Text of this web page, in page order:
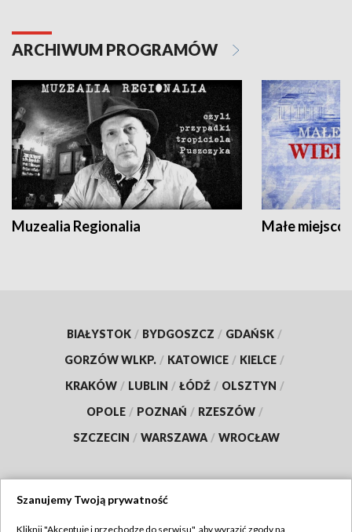
ARCHIWUM PROGRAMÓW
Muzealia Regionalia Małe
BIAŁYSTOK / BYDGOSZCZ / GDAŃSK /
GORZÓW WLKP. / KATOWICE / KIELCE /
KRAKÓW / LUBLIN / ŁÓDŹ / OLSZTYN /
OPOLE / POZNAŃ / RZESZÓW /
SZCZECIN / WARSZAWA / WROCŁAW
Szanujemy Twoją prywatność
Kliknij "Akceptuję i przechodzę do serwisu", aby wyrazić zgody na